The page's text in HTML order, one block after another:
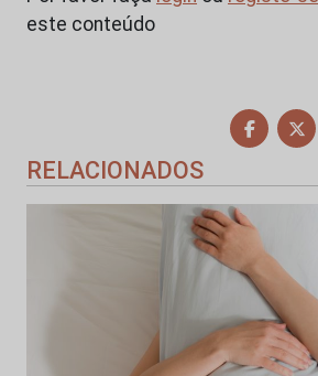
este conteúdo
RELACIONADOS